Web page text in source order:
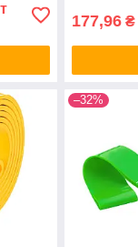
177,96 ₴
–32%